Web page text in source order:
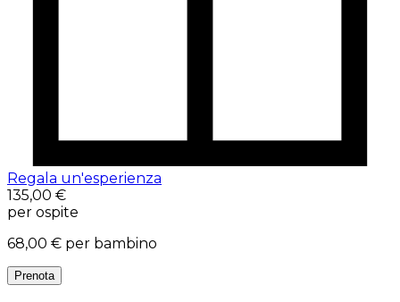
Regala un'esperienza
135,00 €
per ospite
68,00 € per bambino
Prenota